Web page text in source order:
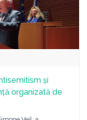
și
organizată de